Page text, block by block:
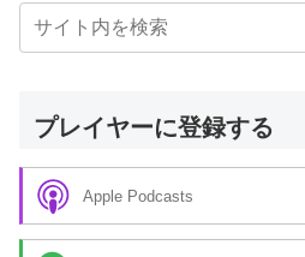
プレイヤーに登録する
Apple Podcasts